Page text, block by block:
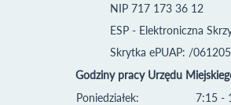
NIP 717 173 36 12
ESP - Elektroniczna
Skrytka ePUAP: /
Godziny pracy Urzędu
Poniedziałek:
7:15 -